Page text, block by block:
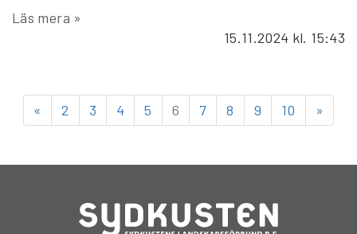
Läs mera »
15.11.2024 kl. 15:43
« 2 3 4 5 6 7 8 9 10 »